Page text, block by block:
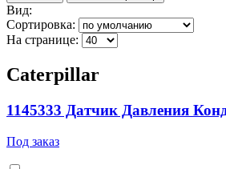
Вид:
Сортировка:
На странице:
Caterpillar
1145333 Датчик Давления
Под заказ